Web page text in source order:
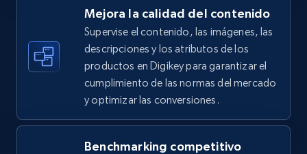
Amazon sellers info
Seller id, URL, Seller name, Description, Detailed
info, Stars, Feedbacks, Return policy, and more.
Mejora la calidad del contenido
Supervise el contenido, las imágenes, las
descripciones y los atributos de los
productos en Digikey para garantizar el
cumplimiento de las normas del mercado
y optimizar las conversiones.
Benchmarking competitivo